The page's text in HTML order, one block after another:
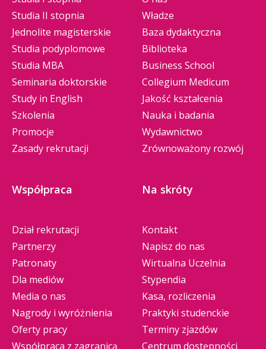
Studia II stopnia
Jednolite magisterskie
Studia podyplomowe
Studia MBA
Seminaria doktorskie
Study in English
Szkolenia
Promocje
Zasady rekrutacji
Władze
Baza dydaktyczna
Biblioteka
Business School
Collegium Medicum
Jakość kształcenia
Nauka i badania
Wydawnictwo
Zrównoważony rozwój
Współpraca
Dział rekrutacji
Partnerzy
Patronaty
Dla mediów
Media o nas
Nagrody i wyróżnienia
Oferty pracy
Współpraca z zagranicą
Na skróty
Kontakt
Napisz do nas
Wirtualna Uczelnia
Stypendia
Kasa, rozliczenia
Praktyki studenckie
Terminy zjazdów
Centrum dostępności